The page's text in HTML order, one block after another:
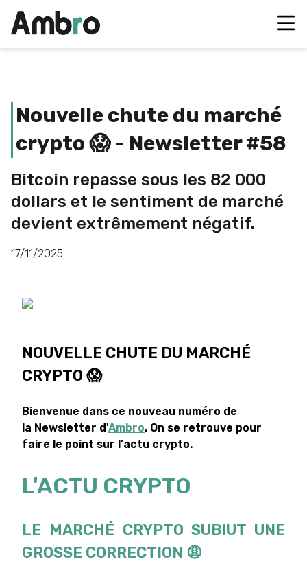
Nouvelle chute du marché
crypto 😱 - Newsletter #58
Bitcoin repasse sous les 82 000
dollars et le sentiment de marché
devient extrêmement négatif.
17/11/2025
NOUVELLE CHUTE DU MARCHÉ
CRYPTO 😱
Bienvenue dans ce nouveau numéro de
la Newsletter d'Ambro. On se retrouve pour
faire le point sur l'actu crypto.
L'ACTU CRYPTO
LE MARCHÉ CRYPTO SUBIUT UNE
GROSSE CORRECTION 😩